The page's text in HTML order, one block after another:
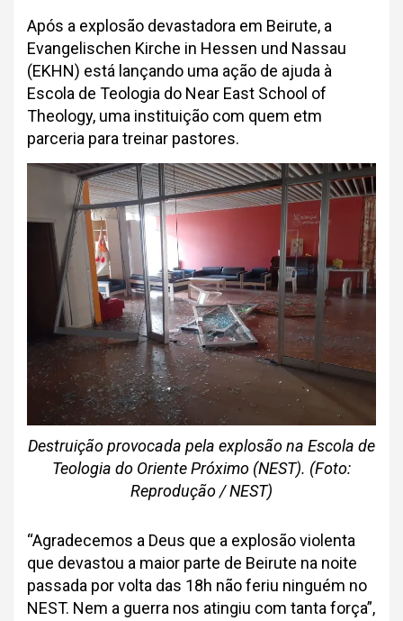
Após a explosão devastadora em Beirute, a
Evangelischen Kirche in Hessen und Nassau
(EKHN) está lançando uma ação de ajuda à
Escola de Teologia do Near East School of
Theology, uma instituição com quem etm
parceria para treinar pastores.
Destruição provocada pela explosão na Escola de
Teologia do Oriente Próximo (NEST). (Foto:
Reprodução / NEST)
“Agradecemos a Deus que a explosão violenta
que devastou a maior parte de Beirute na noite
passada por volta das 18h não feriu ninguém no
NEST. Nem a guerra nos atingiu com tanta força”,